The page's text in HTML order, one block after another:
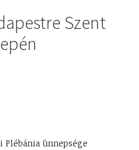
Szent
Plébánia ünnepsége